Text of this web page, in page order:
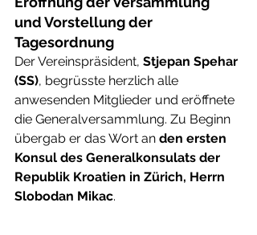
und Vorstellung der
Tagesordnung
Der Vereinspräsident, Stjepan Spehar
(SS), begrüsste herzlich alle
anwesenden Mitglieder und eröffnete
die Generalversammlung. Zu Beginn
übergab er das Wort an den ersten
Konsul des Generalkonsulats der
Republik Kroatien in Zürich, Herrn
Slobodan Mikac.